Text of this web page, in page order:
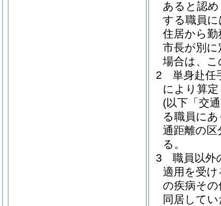
あると認
する職員
住居から
市長が別
場合は、
2
単身赴任
により算
(以下「交
る職員に
通距離の
る。
3
職員以外
適用を受
の疾病そ
同居して